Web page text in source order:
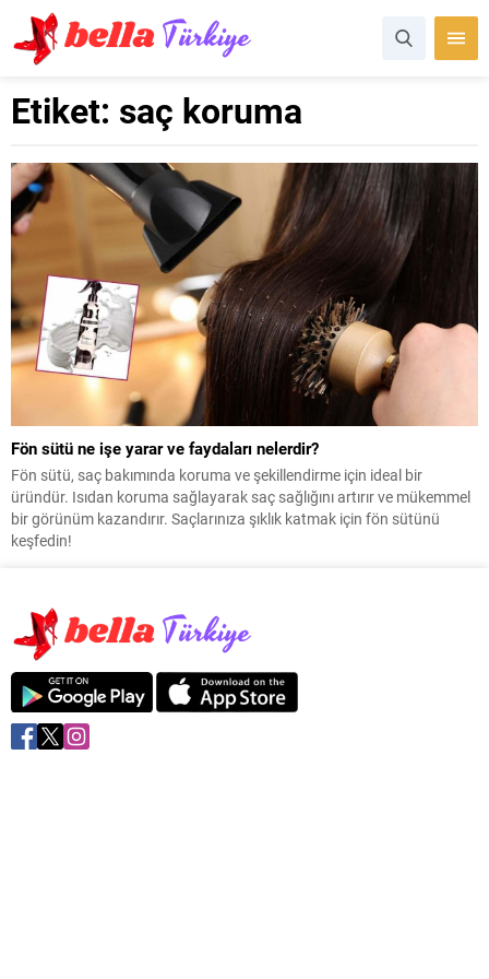
Etiket: saç koruma
Fön sütü ne işe yarar ve faydaları nelerdir?
Fön sütü, saç bakımında koruma ve şekillendirme için ideal bir
üründür. Isıdan koruma sağlayarak saç sağlığını artırır ve mükemmel
bir görünüm kazandırır. Saçlarınıza şıklık katmak için fön sütünü
keşfedin!